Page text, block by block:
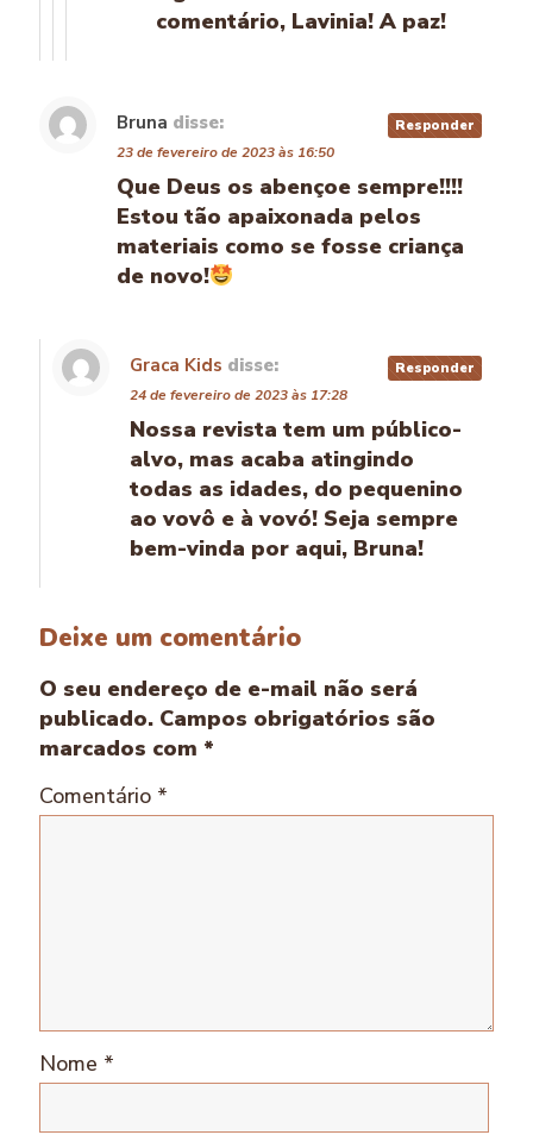
comentário, Lavinia! A paz!
Bruna disse:
23 de fevereiro de 2023 às 16:50
Que Deus os abençoe sempre!!!!
Estou tão apaixonada pelos
materiais como se fosse criança
de novo!
Responder
Graca Kids disse:
24 de fevereiro de 2023 às 17:28
Nossa revista tem um público-
alvo, mas acaba atingindo
todas as idades, do pequenino
ao vovô e à vovó! Seja sempre
bem-vinda por aqui, Bruna!
Responder
Deixe um comentário
O seu endereço de e-mail não será
publicado. Campos obrigatórios são
marcados com *
Comentário *
Nome *